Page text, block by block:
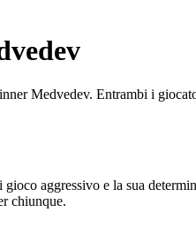
Medvedev. Entrambi i
aggressivo e la sua
chiunque.